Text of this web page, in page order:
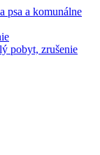
psa a komunálne
pobyt, zrušenie